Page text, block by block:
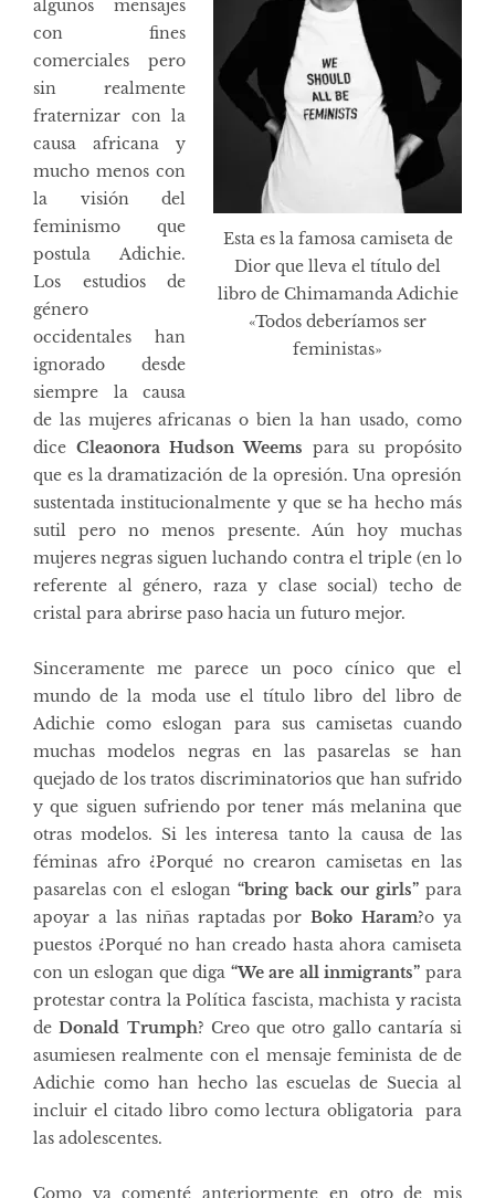
Esta es la famosa camiseta de
Dior que lleva el título del
libro de Chimamanda Adichie
«Todos deberíamos ser
feministas»
algunos mensajes
con fines
comerciales pero
sin realmente
fraternizar con la
causa africana y
mucho menos con
la visión del
feminismo que
postula Adichie.
Los estudios de
género
occidentales han
ignorado desde
siempre la causa
de las mujeres africanas o bien la han usado, como
dice Cleaonora Hudson Weems para su propósito
que es la dramatización de la opresión. Una opresión
sustentada institucionalmente y que se ha hecho más
sutil pero no menos presente. Aún hoy muchas
mujeres negras siguen luchando contra el triple (en lo
referente al género, raza y clase social) techo de
cristal para abrirse paso hacia un futuro mejor.
Sinceramente me parece un poco cínico que el
mundo de la moda use el título libro del libro de
Adichie como eslogan para sus camisetas cuando
muchas modelos negras en las pasarelas se han
quejado de los tratos discriminatorios que han sufrido
y que siguen sufriendo por tener más melanina que
otras modelos. Si les interesa tanto la causa de las
féminas afro ¿Porqué no crearon camisetas en las
pasarelas con el eslogan “bring back our girls”para
apoyar a las niñas raptadas porBoko Haram?o ya
puestos ¿Porqué no han creado hasta ahora camiseta
con un eslogan que diga “We are all inmigrants” para
protestar contra la Política fascista, machista y racista
deDonald Trumph? Creo que otro gallo cantaría si
asumiesen realmente con el mensaje feminista de de
Adichie como han hecho las escuelas de Suecia al
incluir el citado libro como lectura obligatoria para
las adolescentes.
Como ya comenté anteriormente en otro de mis